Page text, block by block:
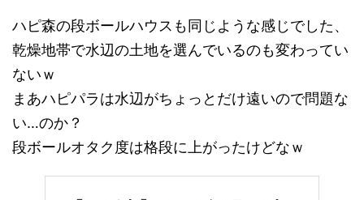
ハピ森の段ボールハウスも同じような感じでした、
乾燥地帯で水辺の土地を選んでいるのも変わってい
ないｗ
まあハピパラは水辺がちょっとだけ遠いので問題な
い…のか？
段ボールオタク度は格段に上がったけどなｗ